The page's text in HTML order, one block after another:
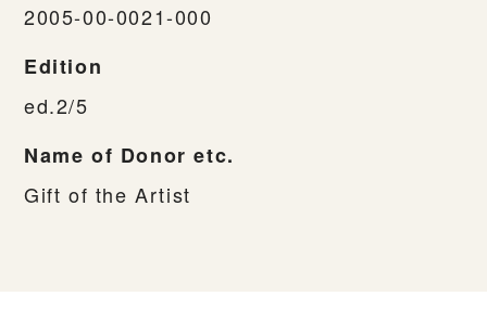
2005-00-0021-000
Edition
ed.2/5
Name of Donor etc.
Gift of the Artist